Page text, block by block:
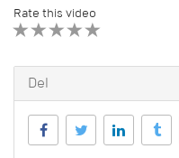
Rate this video
Del